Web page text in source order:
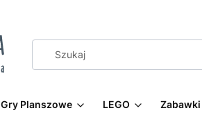
Gry Planszowe LEGO Zabawki